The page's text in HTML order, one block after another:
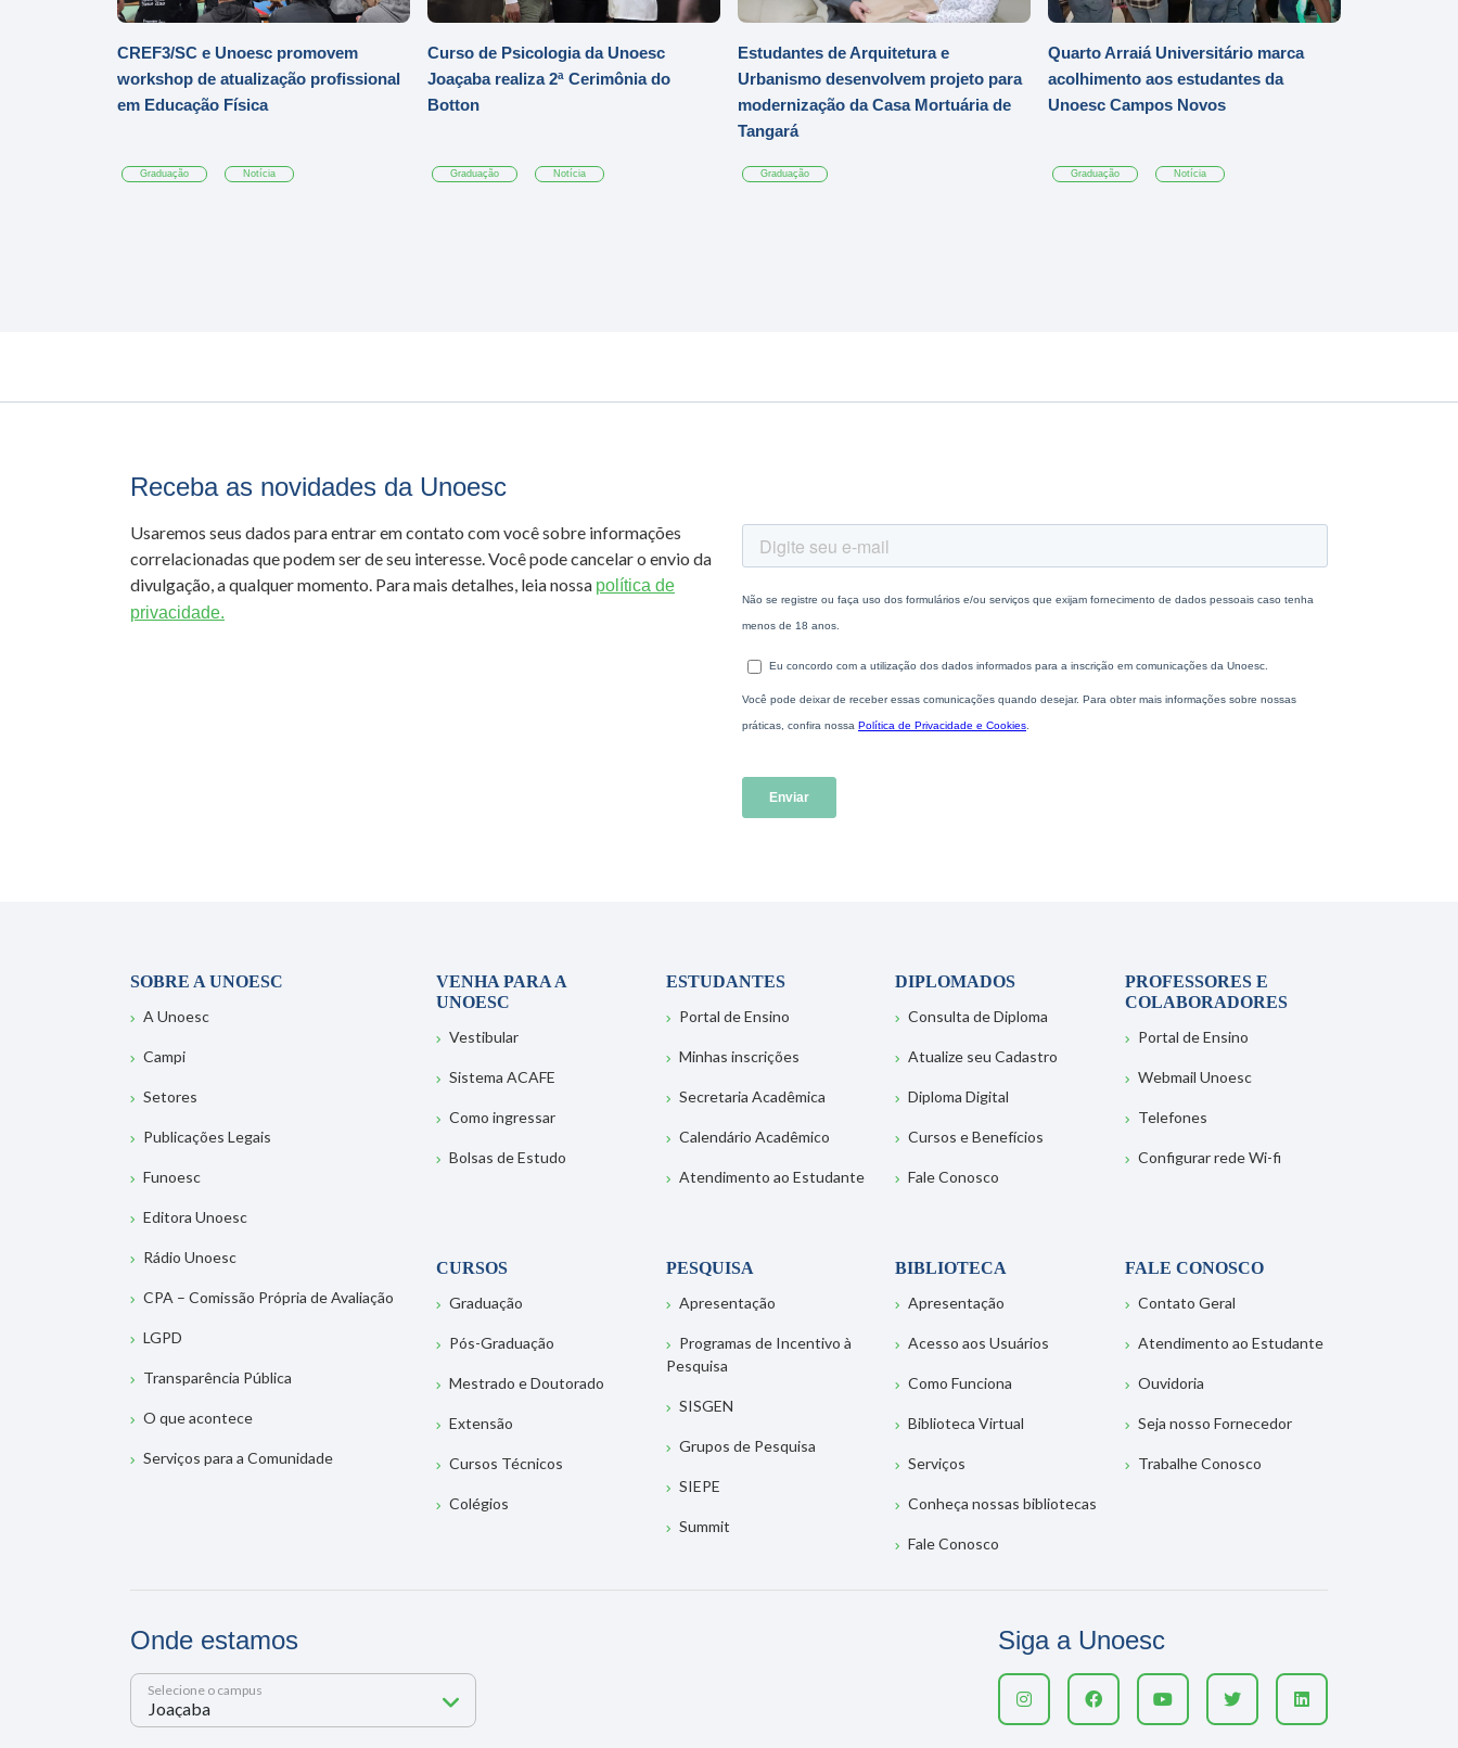
CREF3/SC e Unoesc promovem
workshop de atualização profissional
em Educação Física
Graduação Notícia
Curso de Psicologia da Unoesc
Joaçaba realiza 2ª Cerimônia do
Botton
Graduação Notícia
Estudantes de Arquitetura e
Urbanismo desenvolvem projeto para
modernização da Casa Mortuária de
Tangará
Graduação
Quarto Arraiá Universitário marca
acolhimento aos estudantes da
Unoesc Campos Novos
Graduação Notícia
Receba as novidades da Unoesc
Usaremos seus dados para entrar em contato com você sobre informações
correlacionadas que podem ser de seu interesse. Você pode cancelar o envio da
divulgação, a qualquer momento. Para mais detalhes, leia nossa política de
privacidade.
SOBRE A UNOESC
A Unoesc
Campi
Setores
Publicações Legais
Funoesc
Editora Unoesc
Rádio Unoesc
CPA – Comissão Própria de Avaliação
LGPD
Transparência Pública
O que acontece
Serviços para a Comunidade
VENHA PARA A
UNOESC
Vestibular
Sistema ACAFE
Como ingressar
Bolsas de Estudo
ESTUDANTES
Portal de Ensino
Minhas inscrições
Secretaria Acadêmica
Calendário Acadêmico
Atendimento ao Estudante
DIPLOMADOS
Consulta de Diploma
Atualize seu Cadastro
Diploma Digital
Cursos e Benefícios
Fale Conosco
PROFESSORES E
COLABORADORES
Portal de Ensino
Webmail Unoesc
Telefones
Configurar rede Wi-fi
CURSOS
Graduação
Pós-Graduação
Mestrado e Doutorado
Extensão
Cursos Técnicos
Colégios
PESQUISA
Apresentação
Programas de Incentivo à
Pesquisa
SISGEN
Grupos de Pesquisa
SIEPE
Summit
BIBLIOTECA
Apresentação
Acesso aos Usuários
Como Funciona
Biblioteca Virtual
Serviços
Conheça nossas bibliotecas
Fale Conosco
FALE CONOSCO
Contato Geral
Atendimento ao Estudante
Ouvidoria
Seja nosso Fornecedor
Trabalhe Conosco
Onde estamos
Selecione o campus
Siga a Unoesc